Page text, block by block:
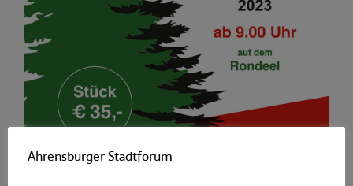
Ahrensburger Stadtforum